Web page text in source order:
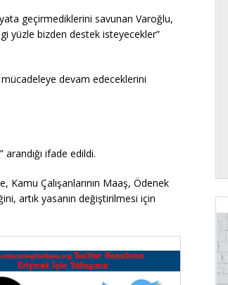
geçirmediklerini savunan Varoğlu,
yüzle bizden destek isteyecekler”
devam edeceklerini
ifade edildi.
Kamu Çalışanlarının Maaş, Ödenek
artık yasanın değiştirilmesi için